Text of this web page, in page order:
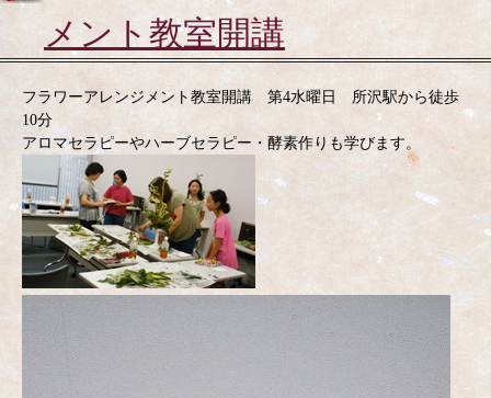
メント教室開講
フラワーアレンジメント教室開講 第4水曜日 所沢駅から徒歩
10分
アロマセラピーやハーブセラピー・酵素作りも学びます。